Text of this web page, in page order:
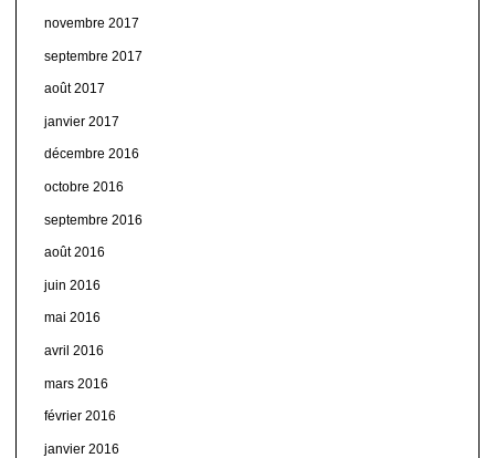
novembre 2017
septembre 2017
août 2017
janvier 2017
décembre 2016
octobre 2016
septembre 2016
août 2016
juin 2016
mai 2016
avril 2016
mars 2016
février 2016
janvier 2016